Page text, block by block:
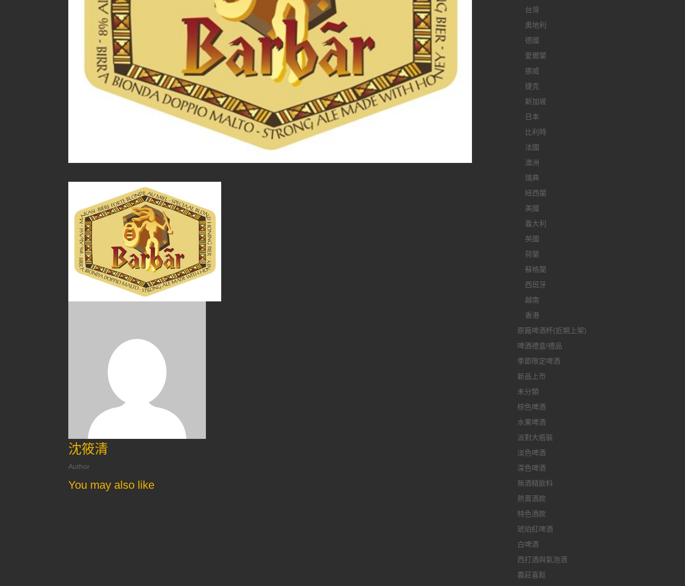
沈筱清
Author
You may also like
台灣
奧地利
德國
愛爾蘭
挪威
捷克
新加坡
日本
比利時
法國
澳洲
瑞典
紐西蘭
美國
義大利
英國
荷蘭
蘇格蘭
西班牙
越南
香港
原廠啤酒杯(近期上架)
啤酒禮盒/禮品
季節限定啤酒
新品上市
未分類
棕色啤酒
水果啤酒
派對大瓶裝
淡色啤酒
深色啤酒
無酒精飲料
熱賣酒款
特色酒款
琥珀紅啤酒
白啤酒
西打酒與氣泡酒
農莊喜鬆